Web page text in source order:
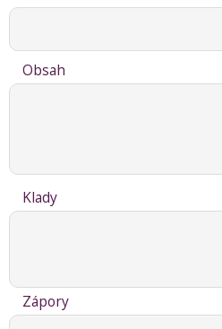
Obsah
Klady
Zápory